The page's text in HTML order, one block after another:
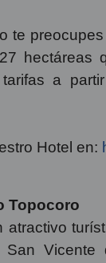
te
hectáreas
tarifas a
Hotel en:
Topocoro
atractivo
San